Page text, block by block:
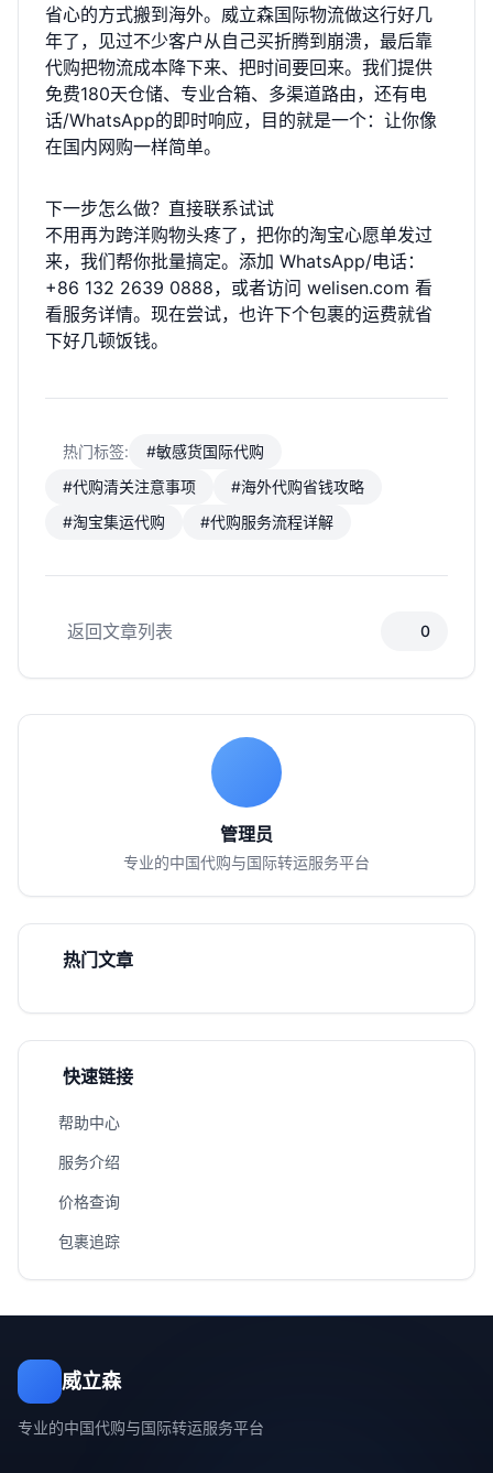
省心的方式搬到海外。威立森国际物流做这行好几
年了，见过不少客户从自己买折腾到崩溃，最后靠
代购把物流成本降下来、把时间要回来。我们提供
免费180天仓储、专业合箱、多渠道路由，还有电
话/WhatsApp的即时响应，目的就是一个：让你像
在国内网购一样简单。
下一步怎么做？直接联系试试
不用再为跨洋购物头疼了，把你的淘宝心愿单发过
来，我们帮你批量搞定。添加 WhatsApp/电话：
+86 132 2639 0888，或者访问 welisen.com 看
看服务详情。现在尝试，也许下个包裹的运费就省
下好几顿饭钱。
热门标签:
#敏感货国际代购
#代购清关注意事项
#海外代购省钱攻略
#淘宝集运代购
#代购服务流程详解
返回文章列表 0
管理员
专业的中国代购与国际转运服务平台
热门文章
快速链接
帮助中心
服务介绍
价格查询
包裹追踪
威立森
专业的中国代购与国际转运服务平台